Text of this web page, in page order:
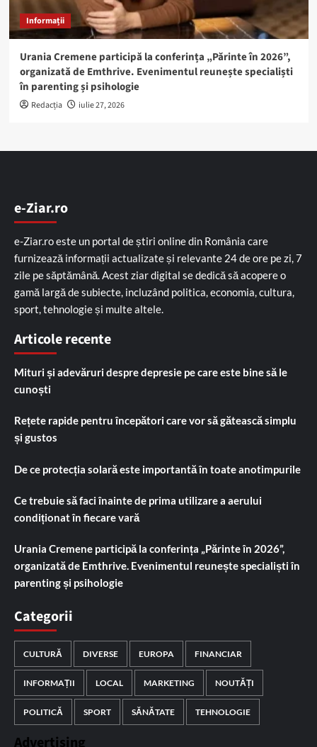
Informații
Urania Cremene participă la conferința „Părinte în 2026”,
organizată de Emthrive. Evenimentul reunește specialiști
în parenting și psihologie
Redacția iulie 27, 2026
e-Ziar.ro
e-Ziar.ro este un portal de știri online din România care
furnizează informații actualizate și relevante 24 de ore pe zi, 7
zile pe săptămână. Acest ziar digital se dedică să acopere o
gamă largă de subiecte, incluzând politica, economia, cultura,
sport, tehnologie și multe altele.
Articole recente
Mituri și adevăruri despre depresie pe care este bine să le
cunoști
Rețete rapide pentru începători care vor să gătească simplu
și gustos
De ce protecția solară este importantă în toate anotimpurile
Ce trebuie să faci înainte de prima utilizare a aerului
condiționat în fiecare vară
Urania Cremene participă la conferința „Părinte în 2026”,
organizată de Emthrive. Evenimentul reunește specialiști în
parenting și psihologie
Categorii
CULTURĂ DIVERSE EUROPA FINANCIAR
INFORMAȚII LOCAL MARKETING NOUTĂȚI
POLITICĂ SPORT SĂNĂTATE TEHNOLOGIE
Advertising